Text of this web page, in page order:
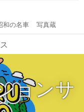
和の名車 写真蔵
ョンサ